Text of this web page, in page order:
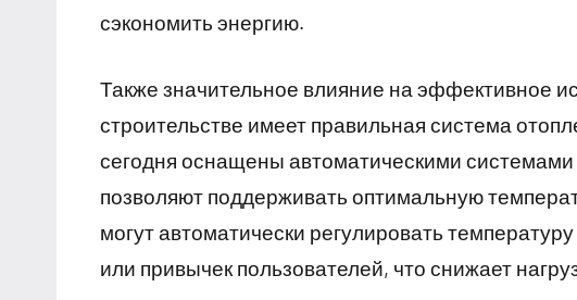
сэкономить энергию.
Также значительное влияние на эффективное
строительстве имеет правильная система
сегодня оснащены автоматическими
позволяют поддерживать оптимальную
могут автоматически регулировать
или привычек пользователей, что снижает